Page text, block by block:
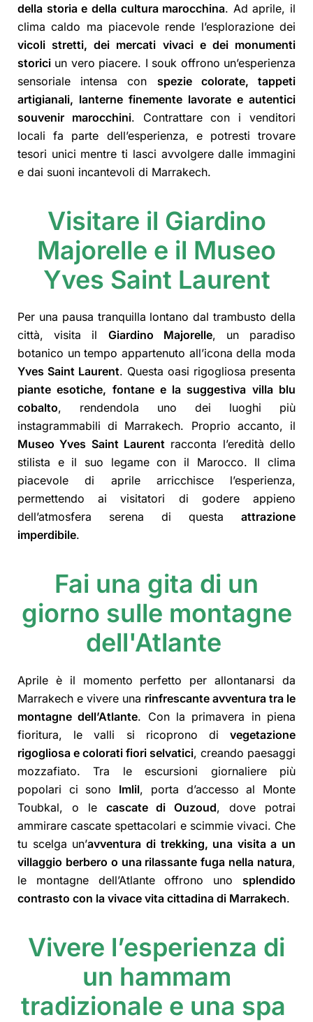
della storia e della cultura marocchina. Ad aprile, il
clima caldo ma piacevole rende l’esplorazione dei
vicoli stretti, dei mercati vivaci e dei monumenti
storici un vero piacere. I souk offrono un’esperienza
sensoriale intensa con spezie colorate, tappeti
artigianali, lanterne finemente lavorate e autentici
souvenir marocchini. Contrattare con i venditori
locali fa parte dell’esperienza, e potresti trovare
tesori unici mentre ti lasci avvolgere dalle immagini
e dai suoni incantevoli di Marrakech.
Visitare il Giardino
Majorelle e il Museo
Yves Saint Laurent
Per una pausa tranquilla lontano dal trambusto della
città, visita il Giardino Majorelle, un paradiso
botanico un tempo appartenuto all’icona della moda
Yves Saint Laurent. Questa oasi rigogliosa presenta
piante esotiche, fontane e la suggestiva villa blu
cobalto, rendendola uno dei luoghi più
instagrammabili di Marrakech. Proprio accanto, il
Museo Yves Saint Laurent racconta l’eredità dello
stilista e il suo legame con il Marocco. Il clima
piacevole di aprile arricchisce l’esperienza,
permettendo ai visitatori di godere appieno
dell’atmosfera serena di questa attrazione
imperdibile.
Fai una gita di un
giorno sulle montagne
dell'Atlante
Aprile è il momento perfetto per allontanarsi da
Marrakech e vivere una rinfrescante avventura tra le
montagne dell’Atlante. Con la primavera in piena
fioritura, le valli si ricoprono di vegetazione
rigogliosa e colorati fiori selvatici, creando paesaggi
mozzafiato. Tra le escursioni giornaliere più
popolari ci sono Imlil, porta d’accesso al Monte
Toubkal, o le cascate di Ouzoud, dove potrai
ammirare cascate spettacolari e scimmie vivaci. Che
tu scelga un’avventura di trekking, una visita a un
villaggio berbero o una rilassante fuga nella natura,
le montagne dell’Atlante offrono uno splendido
contrasto con la vivace vita cittadina di Marrakech.
Vivere l’esperienza di
un hammam
tradizionale e una spa